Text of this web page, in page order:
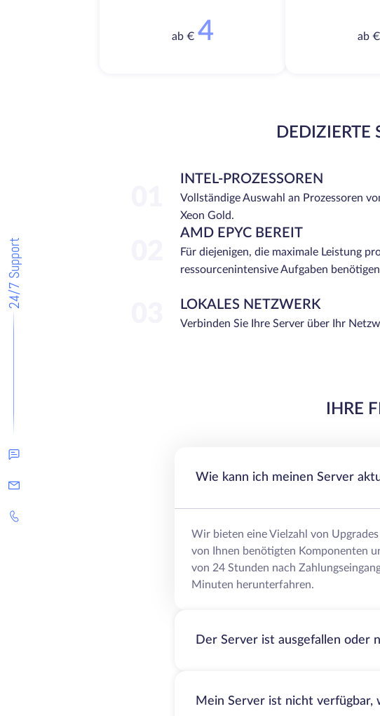
24/7 Support
ab € 4 ab €
DEDIZIERTE
INTEL-PROZESSOREN
Vollständige Auswahl an Prozessoren
Xeon Gold.
AMD EPYC BEREIT
Für diejenigen, die maximale Leistung
ressourcenintensive Aufgaben
LOKALES NETZWERK
Verbinden Sie Ihre Server über Ihr
IHRE
Wie kann ich meinen Server
Wir bieten eine Vielzahl von
von Ihnen benötigten Komponenten
von 24 Stunden nach
Minuten herunterfahren.
Der Server ist ausgefallen oder
Mein Server ist nicht verfügbar,